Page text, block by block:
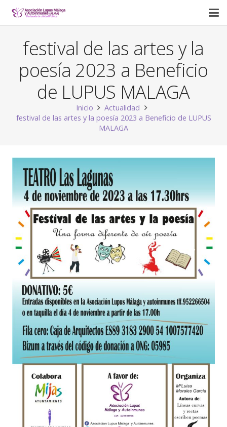
festival de las artes y la
poesía 2023 a Beneficio
de LUPUS MALAGA
Inicio
Actualidad
festival de las artes y la poesía 2023 a Beneficio de LUPUS
MALAGA